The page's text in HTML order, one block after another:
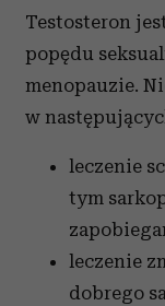
analizować ruch
korzystasz z
Partnerzy mogą
otrzymanymi od
Testosteron
popędu
menopauzie.
w
leczenie
tym
leczenie
dobrego